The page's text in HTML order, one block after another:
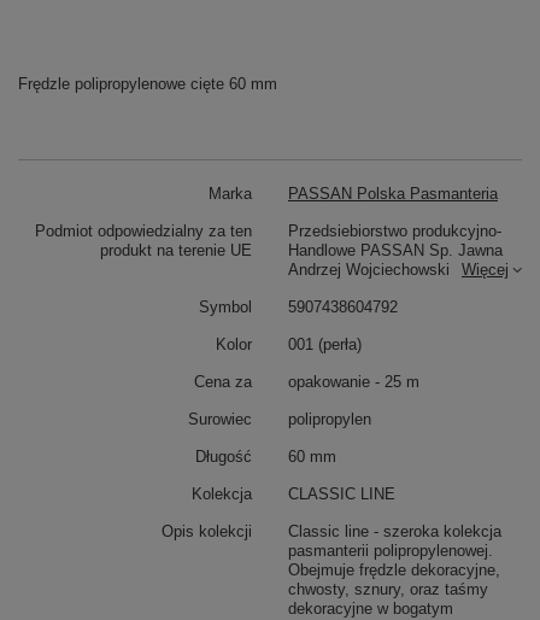
Frędzle polipropylenowe cięte 60 mm
Marka PASSAN Polska Pasmanteria
Podmiot odpowiedzialny za ten
produkt na terenie UE
Przedsiebiorstwo produkcyjno-
Handlowe PASSAN Sp. Jawna
Andrzej Wojciechowski
Więcej
Symbol 5907438604792
Kolor 001 (perła)
Cena za opakowanie - 25 m
Surowiec polipropylen
Długość 60 mm
Kolekcja CLASSIC LINE
Opis kolekcji
Classic line - szeroka kolekcja
pasmanterii polipropylenowej.
Obejmuje frędzle dekoracyjne,
chwosty, sznury, oraz taśmy
dekoracyjne w bogatym